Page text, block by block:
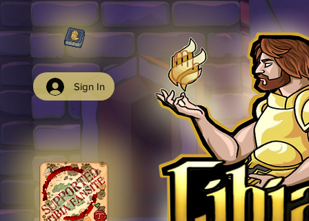
Sign In